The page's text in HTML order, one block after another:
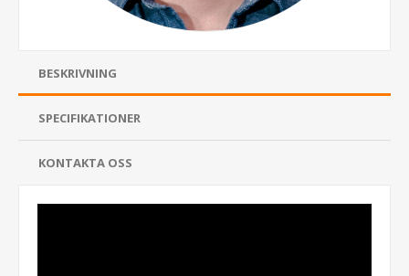
BESKRIVNING
SPECIFIKATIONER
KONTAKTA OSS